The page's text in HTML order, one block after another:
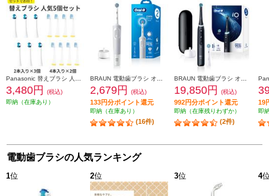
3,480円
(税込)
即納（在庫あり）
2,679円 (税込)
133円分ポイント還元
即納（在庫あり）
(16件)
19,850円 (税込)
992円分ポイント還元
即納（在庫残りわずか）
(2件)
19
即
電動歯ブラシの人気ランキング
1位 2位 3位 4